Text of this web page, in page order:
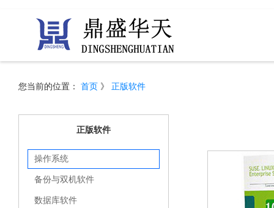
您当前的位置： 首页 》 正版软件
正版软件
操作系统
备份与双机软件
数据库软件